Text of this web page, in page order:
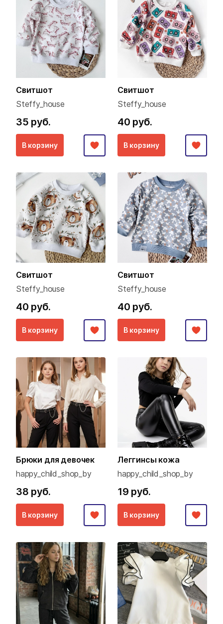
Свитшот
Steffy_house
35 руб.
В корзину
Свитшот
Steffy_house
40 руб.
В корзину
Свитшот
Steffy_house
40 руб.
В корзину
Свитшот
Steffy_house
40 руб.
В корзину
Брюки для девочек
happy_child_shop_by
38 руб.
В корзину
Леггинсы кожа
happy_child_shop_by
19 руб.
В корзину